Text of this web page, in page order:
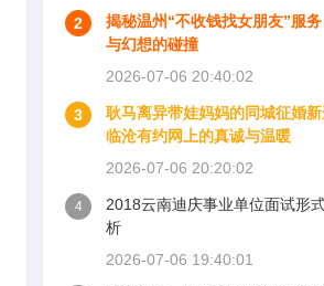
2
揭秘温州“不收钱找女朋友”服
与幻想的碰撞
2026-07-06 20:40:02
3
耿马离异带娃妈妈的同城征婚新
临沧有约网上的真诚与温暖
2026-07-06 20:20:02
4
2018云南迪庆事业单位面试形
析
2026-07-06 19:40:01